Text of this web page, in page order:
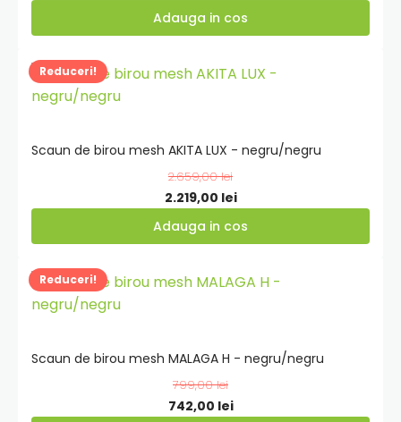
Adauga in cos
Reduceri!
Scaun de birou mesh AKITA LUX - negru/negru
2.659,00lei
Prețul
inițial
a
2.659,00 lei.
2.219,00 leiPrețul
curent
este:
Adauga in cos
Adauga
Reduceri!
Scaun de birou mesh MALAGA H - negru/negru
799,00lei
Prețul
742,00 leiPrețul
Adauga